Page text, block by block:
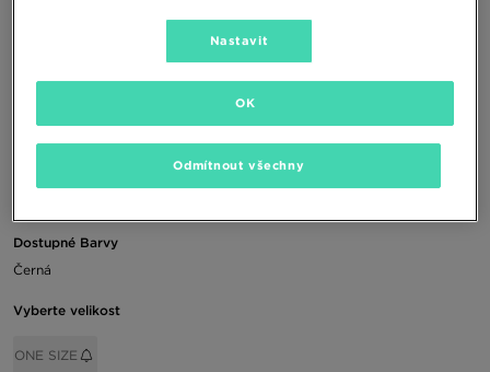
JORDAN FROTKI WRISTBAND
350 Kč
Dostupné Barvy
Černá
Vyberte velikost
ONE SIZE
Nastavit
Odmítnout všechny
OK